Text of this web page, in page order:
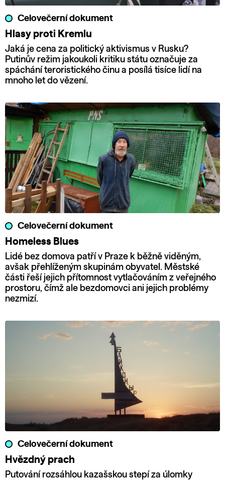
Celovečerní dokument
Hlasy proti Kremlu
Jaká je cena za politický aktivismus v Rusku?
Putinův režim jakoukoli kritiku státu označuje za
spáchání teroristického činu a posílá tisíce lidí na
mnoho let do vězení.
Celovečerní dokument
Homeless Blues
Lidé bez domova patří v Praze k běžně viděným,
avšak přehlíženým skupinám obyvatel. Městské
části řeší jejich přítomnost vytlačováním z veřejného
prostoru, čímž ale bezdomovci ani jejich problémy
nezmizí.
Celovečerní dokument
Hvězdný prach
Putování rozsáhlou kazašskou stepí za úlomky